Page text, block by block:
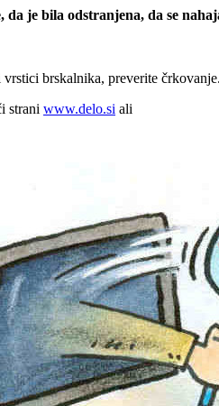
je bila odstranjena, da se
brskalnika, preverite črkovanje.
strani www.delo.si ali